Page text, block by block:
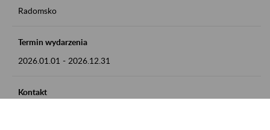
Radomsko
Termin wydarzenia
2026.01.01 - 2026.12.31
Kontakt